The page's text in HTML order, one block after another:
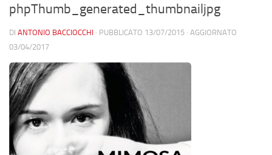
phpThumb_generated_thumbnailjpg
DI ANTONIO BACCIOCCHI · PUBBLICATO 13/07/2015 · AGGIORNATO
03/04/2017